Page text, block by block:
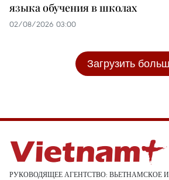
языка обучения в школах
02/08/2026 03:00
Загрузить
РУКОВОДЯЩЕЕ АГЕНТСТВО: